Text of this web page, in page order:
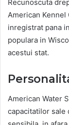
Recunoscuta
American Kennel
inregistrat pana
populara in
acestui stat.
American Water
capacitatilor sale